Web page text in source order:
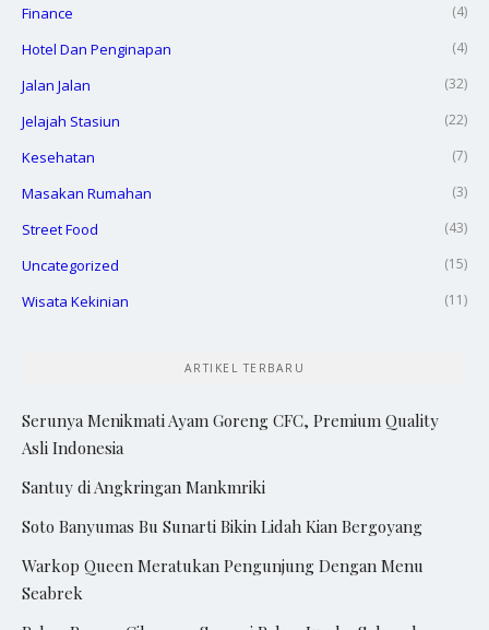
Finance (4)
Hotel Dan Penginapan (4)
Jalan Jalan (32)
Jelajah Stasiun (22)
Kesehatan (7)
Masakan Rumahan (3)
Street Food (43)
Uncategorized (15)
Wisata Kekinian (11)
ARTIKEL TERBARU
Serunya Menikmati Ayam Goreng CFC, Premium Quality
Asli Indonesia
Santuy di Angkringan Mankmriki
Soto Banyumas Bu Sunarti Bikin Lidah Kian Bergoyang
Warkop Queen Meratukan Pengunjung Dengan Menu
Seabrek